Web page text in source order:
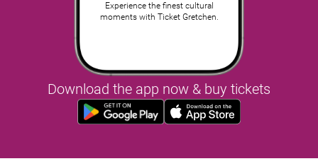
Experience the finest cultural
moments with Ticket Gretchen.
Download the app now & buy tickets